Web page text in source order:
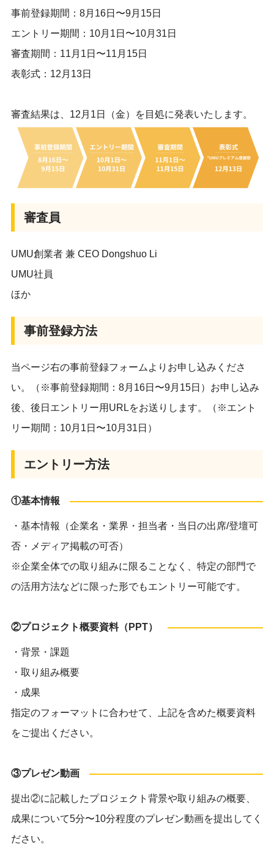
事前登録期間：8月16日〜9月15日
エントリー期間：10月1日〜10月31日
審査期間：11月1日〜11月15日
表彰式：12月13日
審査結果は、12月1日（金）を目処に発表いたします。
審査員
UMU創業者 兼 CEO Dongshuo Li
UMU社員
ほか
事前登録方法
当ページ右の事前登録フォームよりお申し込みくださ
い。（※事前登録期間：8月16日〜9月15日）お申し込み
後、後日エントリー用URLをお送りします。（※エント
リー期間：10月1日〜10月31日）
エントリー方法
①基本情報
・基本情報（企業名・業界・担当者・当日の出席/登壇可
否・メディア掲載の可否）
※企業全体での取り組みに限ることなく、特定の部門で
の活用方法などに限った形でもエントリー可能です。
②プロジェクト概要資料（PPT）
・背景・課題
・取り組み概要
・成果
指定のフォーマットに合わせて、上記を含めた概要資料
をご提出ください。
③プレゼン動画
提出②に記載したプロジェクト背景や取り組みの概要、
成果について5分〜10分程度のプレゼン動画を提出してく
ださい。